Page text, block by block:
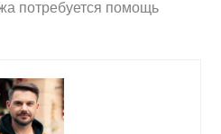
потребуется помощь